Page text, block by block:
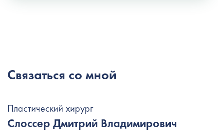
Связаться со мной
Пластический хирург
Слоссер Дмитрий Владимирович